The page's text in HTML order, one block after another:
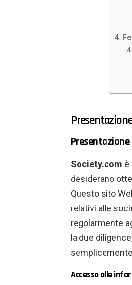
Society.com è
desiderano
Questo sito
relativi alle
regolarmente
la due
Accesso alle